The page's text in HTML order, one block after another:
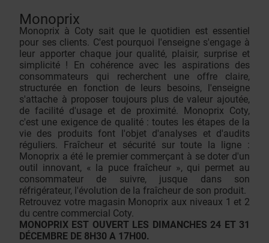
Monoprix
Monoprix à Coty sait que le quotidien est essentiel
pour ses clients. C'est pourquoi l'enseigne s'engage à
leur apporter chaque jour qualité, plaisir, surprise et
simplicité ! En cohérence avec les aspirations des
consommateurs qui recherchent une offre claire,
structurée en fonction de leurs besoins, l'enseigne
s'attache à proposer toujours plus de valeur ajoutée,
de facilité d'usage et de proximité. Monoprix Coty,
c'est une exigence de qualité : toutes les étapes de la
vie des produits font l'objet d'analyses et d'audits
réguliers. Fraîcheur et sécurité sur toute la ligne :
Monoprix a été le premier commerçant à se doter d'un
outil innovant, « la puce fraîcheur », qui permet au
consommateur de suivre, jusque dans son
réfrigérateur, l'évolution de la fraîcheur de son produit.
Retrouvez votre magasin Monoprix aux niveaux 1 et 2
du centre commercial Coty.
MONOPRIX EST OUVERT LES DIMANCHES 24 ET 31
DÉCEMBRE DE 8H30 A 17H00.